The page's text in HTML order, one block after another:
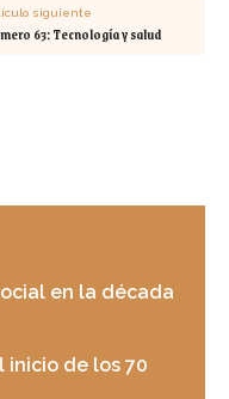
siguiente
63: Tecnología y salud
en la década
de los 70